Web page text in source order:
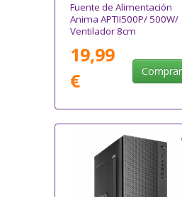
Fuente de Alimentación
Anima APTII500P/ 500W/
Ventilador 8cm
19,99
€
Comprar